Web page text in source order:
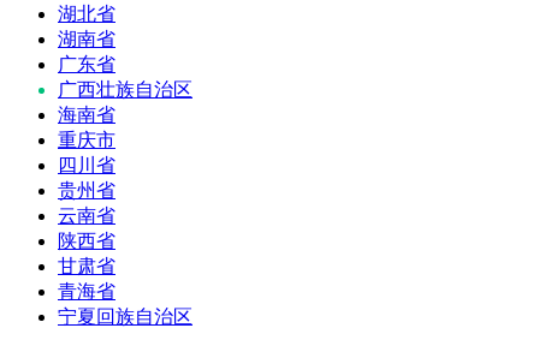
湖北省
湖南省
广东省
广西壮族自治区
海南省
重庆市
四川省
贵州省
云南省
陕西省
甘肃省
青海省
宁夏回族自治区